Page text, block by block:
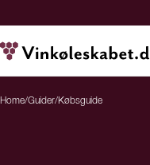
Home/Guider/Købsguide